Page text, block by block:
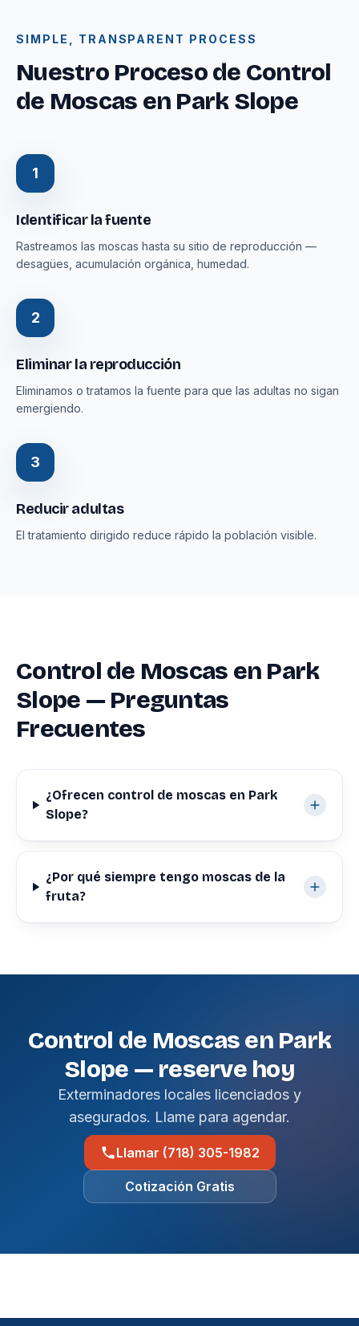
SIMPLE, TRANSPARENT PROCESS
Nuestro Proceso de Control
de Moscas en Park Slope
1
Identificar la fuente
Rastreamos las moscas hasta su sitio de reproducción —
desagües, acumulación orgánica, humedad.
2
Eliminar la reproducción
Eliminamos o tratamos la fuente para que las adultas no sigan
emergiendo.
3
Reducir adultas
El tratamiento dirigido reduce rápido la población visible.
Control de Moscas en Park
Slope — Preguntas
Frecuentes
¿Ofrecen control de moscas en Park
Slope?
¿Por qué siempre tengo moscas de la
fruta?
Control de Moscas en Park
Slope — reserve hoy
Exterminadores locales licenciados y
asegurados. Llame para agendar.
Llamar (718) 305-1982
Cotización Gratis